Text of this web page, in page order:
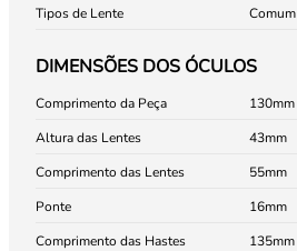
Tipos de Lente
Comum
DIMENSÕES DOS ÓCULOS
Comprimento da Peça
130
Altura das Lentes
43
Comprimento das Lentes
55
Ponte
16
Comprimento das Hastes
135